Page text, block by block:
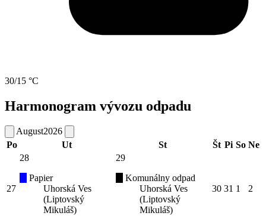
30/15 °C
Harmonogram vývozu odpadu
August2026
Po
Ut St Št Pi So Ne
27
28
Papier
Uhorská Ves
(Liptovský
Mikuláš)
29
Komunálny odpad
Uhorská Ves
(Liptovský
Mikuláš)
30 31 1 2